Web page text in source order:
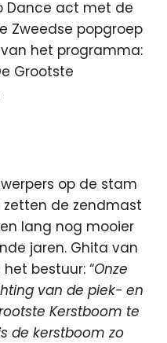
Dance act met de
Zweedse popgroep
van het programma:
Grootste
op de stam
de zendmast
lang nog mooier
jaren. Ghita van
bestuur: “Onze
van de piek- en
Kerstboom te
de kerstboom zo